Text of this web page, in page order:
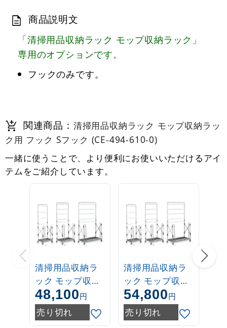
商品説明文
「清掃用品収納ラック モップ収納ラック」
専用のオプションです。
フックのみです。
関連商品： 清掃用品収納ラック モップ収納ラッ
ク用 フック Sフック (CE-494-610-0)
一緒に使うことで、より便利にお使いいただけるアイ
テムをご紹介しています。
清掃用品収納ラ
ック モップ収納
ラック サイズ:M
(CE-494-020-0)
48,100円
売り切れ
清掃用品収納ラ
ック モップ収納
ラック サイズ:L
(CE-494-030-0)
54,800円
売り切れ